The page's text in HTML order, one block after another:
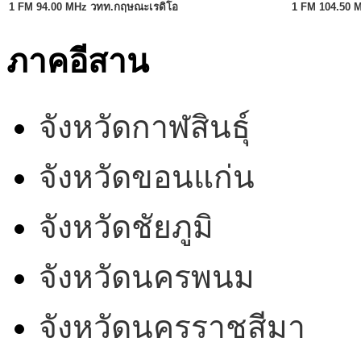
1 FM 94.00 MHz วทท.กฤษณะเรดิโอ 1 FM 104.50
ภาคอีสาน
จังหวัดกาฬสินธุ์
จังหวัดขอนแก่น
จังหวัดชัยภูมิ
จังหวัดนครพนม
จังหวัดนครราชสีมา